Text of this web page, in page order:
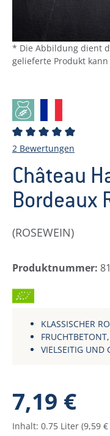
* Die Abbildung dient
gelieferte Produkt
Durchschnittliche
2 Bewertungen
Château
Bordeaux
(ROSEWEIN)
Produktnummer:
KLASSISCHER
VIELSEITIG UND
Regulärer Preis:
7,19 €
Inhalt: 0.75 Liter (9,59